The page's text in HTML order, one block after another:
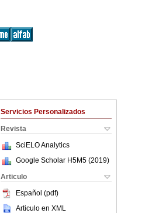
Servicios Personalizados
Revista
SciELO Analytics
Google Scholar H5M5 (2019)
Articulo
Español (pdf)
Articulo en XML